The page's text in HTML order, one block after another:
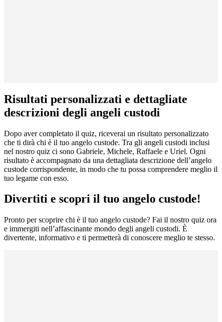
Risultati personalizzati e dettagliate
descrizioni degli angeli custodi
Dopo aver completato il quiz, riceverai un risultato personalizzato
che ti dirà chi è il tuo angelo custode. Tra gli angeli custodi inclusi
nel nostro quiz ci sono Gabriele, Michele, Raffaele e Uriel. Ogni
risultato è accompagnato da una dettagliata descrizione dell’angelo
custode corrispondente, in modo che tu possa comprendere meglio il
tuo legame con esso.
Divertiti e scopri il tuo angelo custode!
Pronto per scoprire chi è il tuo angelo custode? Fai il nostro quiz ora
e immergiti nell’affascinante mondo degli angeli custodi. È
divertente, informativo e ti permetterà di conoscere meglio te stesso.